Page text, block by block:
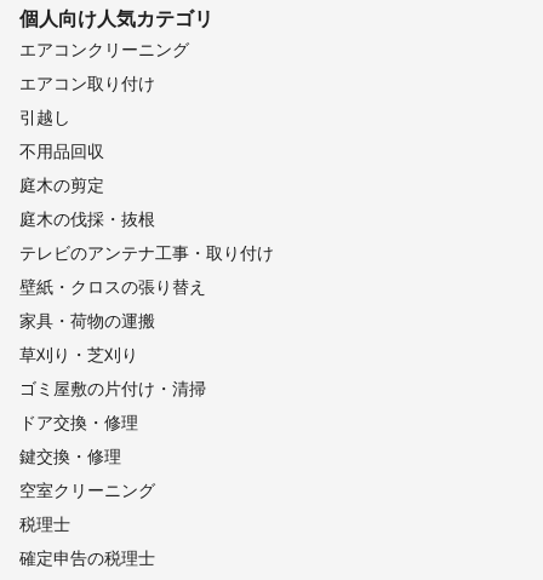
個人向け人気カテゴリ
エアコンクリーニング
エアコン取り付け
引越し
不用品回収
庭木の剪定
庭木の伐採・抜根
テレビのアンテナ工事・取り付け
壁紙・クロスの張り替え
家具・荷物の運搬
草刈り・芝刈り
ゴミ屋敷の片付け・清掃
ドア交換・修理
鍵交換・修理
空室クリーニング
税理士
確定申告の税理士